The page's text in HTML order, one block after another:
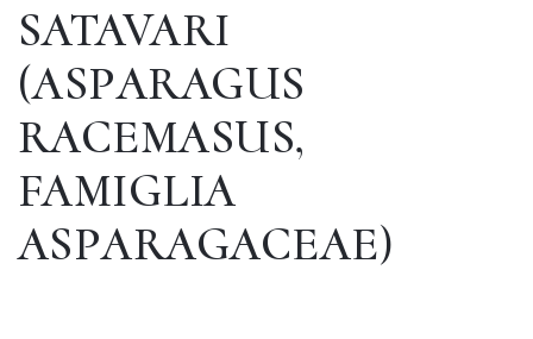
SATAVARI
(ASPARAGUS
RACEMASUS,
FAMIGLIA
ASPARAGACEAE)